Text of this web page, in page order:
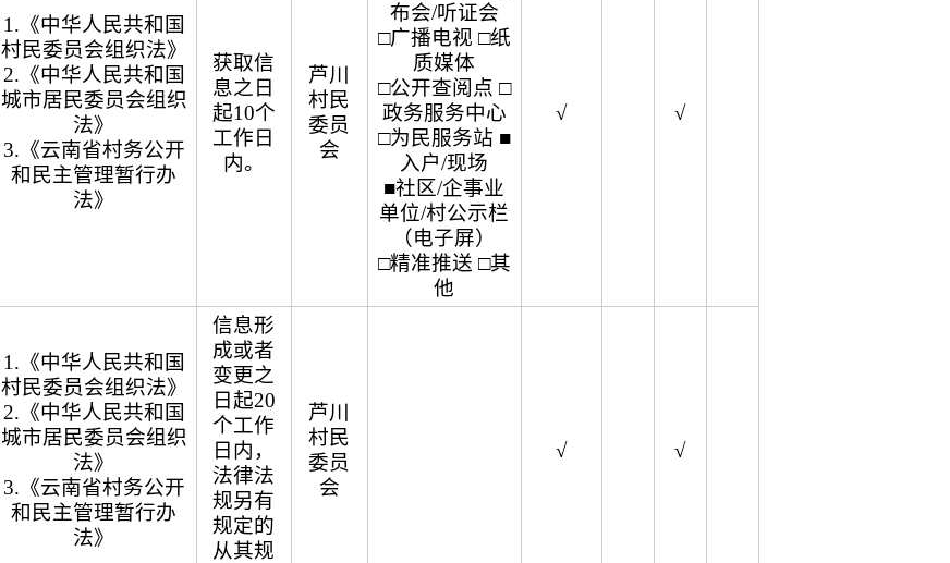
1.《中华人民共和国
村民委员会组织法》
2.《中华人民共和国
城市居民委员会组织
法》
3.《云南省村务公开
和民主管理暂行办
法》
获取信
息之日
起10个
工作日
内。
芦川
村民
委员
会
布会/听证会
□广播电视 □纸
质媒体
□公开查阅点 □
政务服务中心
□为民服务站 ■
入户/现场
■社区/企事业
单位/村公示栏
（电子屏）
□精准推送 □其
他
√ √
1.《中华人民共和国
村民委员会组织法》
2.《中华人民共和国
城市居民委员会组织
法》
3.《云南省村务公开
和民主管理暂行办
法》
信息形
成或者
变更之
日起20
个工作
日内，
法律法
规另有
规定的
从其规
芦川
村民
委员
会
√ √